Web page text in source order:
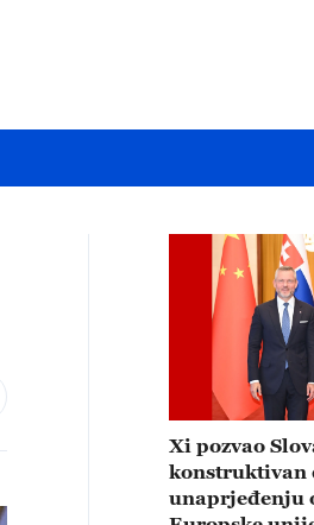
Xi pozvao
konstruktivan
unaprjeđenju